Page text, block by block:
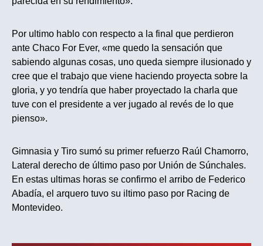
Por ultimo hablo con respecto a la final que perdieron
ante Chaco For Ever, «me quedo la sensación que
sabiendo algunas cosas, uno queda siempre ilusionado y
cree que el trabajo que viene haciendo proyecta sobre la
gloria, y yo tendría que haber proyectado la charla que
tuve con el presidente a ver jugado al revés de lo que
pienso».
Gimnasia y Tiro sumó su primer refuerzo Raúl Chamorro,
Lateral derecho de último paso por Unión de Súnchales.
En estas ultimas horas se confirmo el arribo de Federico
Abadía, el arquero tuvo su iltimo paso por Racing de
Montevideo.